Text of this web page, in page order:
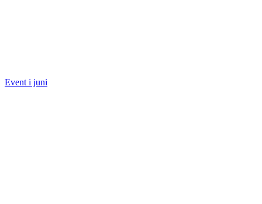
Event i juni